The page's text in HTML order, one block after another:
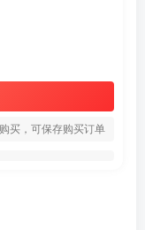
买，可保存购买订单